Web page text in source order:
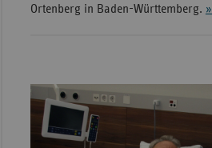
Ortenberg in Baden-Württemberg.